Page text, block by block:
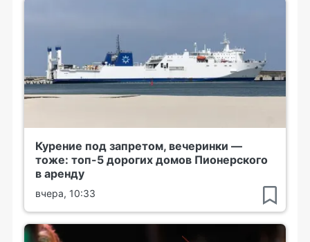
Курение под запретом, вечеринки —
тоже: топ-5 дорогих домов Пионерского
в аренду
вчера, 10:33